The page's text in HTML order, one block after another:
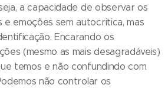
a capacidade de observar os
e emoções sem autocritica, mas
Encarando os
(mesmo as mais desagradáveis)
temos e não confundindo com
não controlar os